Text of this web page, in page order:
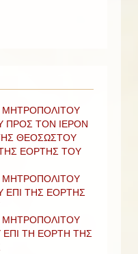
ΜΗΤΡΟΠΟΛΙΤΟΥ
ΠΡΟΣ ΤΟΝ ΙΕΡΟΝ
ΘΕΟΣΩΣΤΟΥ
ΕΟΡΤΗΣ ΤΟΥ
ΜΗΤΡΟΠΟΛΙΤΟΥ
ΕΠΙ ΤΗΣ ΕΟΡΤΗΣ
ΜΗΤΡΟΠΟΛΙΤΟΥ
ΕΠΙ ΤΗ ΕΟΡΤΗ ΤΗΣ